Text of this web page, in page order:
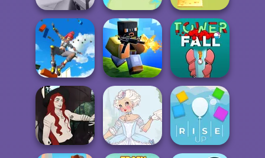
Veck.io State Connect
Alphabet Lore
Maze
Only Up 3D
Parkour Go
Ascend
Poxel.io Tower Fall